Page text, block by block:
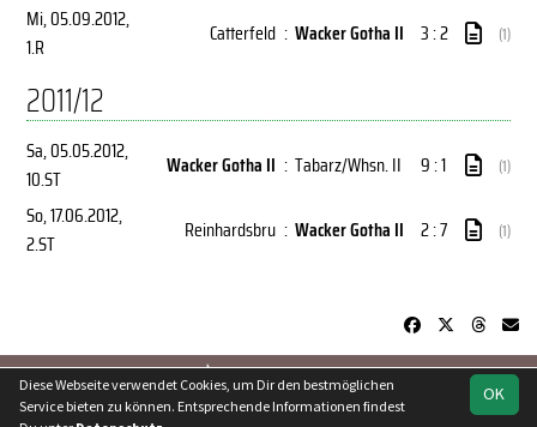
Mi, 05.09.2012,
1.R
Catterfeld : Wacker Gotha II 3 : 2 (1)
2011/12
Sa, 05.05.2012,
10.ST
Wacker Gotha II : Tabarz/Whsn. II 9 : 1 (1)
So, 17.06.2012,
2.ST
Reinhardsbru : Wacker Gotha II 2 : 7 (1)
soccero.de
OK
Diese Webseite verwendet Cookies, um Dir den bestmöglichen
Service bieten zu können. Entsprechende Informationen findest